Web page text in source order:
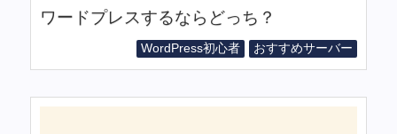
ワードプレスするならどっち？
WordPress初心者 おすすめサーバー